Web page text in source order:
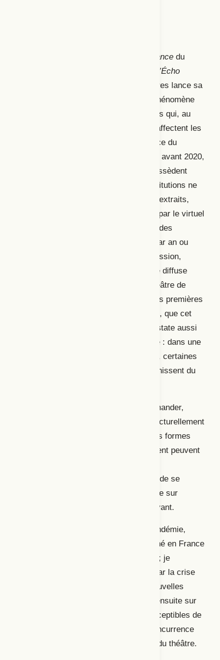
Ouest-France du
L’Écho
titre : « Le théâtre de Chartres lance sa
chaîne YouTube » (Bérard, 2021). Le phénomène
est à mettre en lien avec les restrictions qui, au
cours de la pandémie de coronavirus, affectent les
salles de spectacles (fermées en France du
17 mars 2020 au 19 mai 2021). Certes, avant 2020,
les grands théâtres publics français possèdent
déjà leur chaîne YouTube, mais les institutions ne
mettent à disposition que de très brefs extraits,
peut-être par crainte de voir siphonner par le virtuel
un public déjà restreint – en 2012, 6 % des
Français·es vont au théâtre trois fois par an ou
plus (Pasquier, 2012; European Commission,
2013). En France, avant 2020, YouTube diffuse
surtout des captations de pièces de théâtre de
. Si l’on observe, à partir des premières
restrictions liées à la situation sanitaire, que cet
usage boulevardier s’intensifie, on constate aussi
quelques nouveaux usages de YouTube : dans une
tentative pour concilier vivant et virtuel, certaines
exploitations de la plateforme s’affranchissent du
Ces expérimentations invitent à se demander,
d’une part, si YouTube n’est que conjoncturellement
propice au théâtre et, d’autre part, si les formes
spectaculaires nouvelles qui s’y déploient peuvent
profondément, il s’agit peut-être même de se
demander ce que la présence du théâtre sur
YouTube dit de l’avenir du spectacle vivant.
J’établirai d’abord le fait qu’avant la pandémie,
YouTube est, sur le plan théâtral, dominé en France
par la diffusion du théâtre de boulevard; je
scruterai alors les mutations induites par la crise
sanitaire, notamment l’apparition de nouvelles
formes sur YouTube; je m’interrogerai ensuite sur
les traces que ces évolutions sont susceptibles de
laisser, étant donné la crainte d’une concurrence
du virtuel qui semble animer le monde du théâtre.